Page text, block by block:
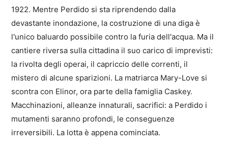
1922. Mentre Perdido si sta riprendendo dalla
devastante inondazione, la costruzione di una diga è
l'unico baluardo possibile contro la furia dell'acqua. Ma il
cantiere riversa sulla cittadina il suo carico di imprevisti:
la rivolta degli operai, il capriccio delle correnti, il
mistero di alcune sparizioni. La matriarca Mary-Love si
scontra con Elinor, ora parte della famiglia Caskey.
Macchinazioni, alleanze innaturali, sacrifici: a Perdido i
mutamenti saranno profondi, le conseguenze
irreversibili. La lotta è appena cominciata.